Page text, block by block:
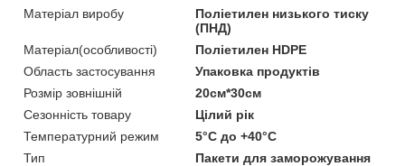
Матеріал виробу
Поліетилен низького тиску
(ПНД)
Матеріал(особливості)
Поліетилен HDPE
Область застосування
Упаковка продуктів
Розмір зовнішній
20см*30см
Сезонність товару
Цілий рік
Температурний режим
5°С до +40°С
Тип
Пакети для заморожування